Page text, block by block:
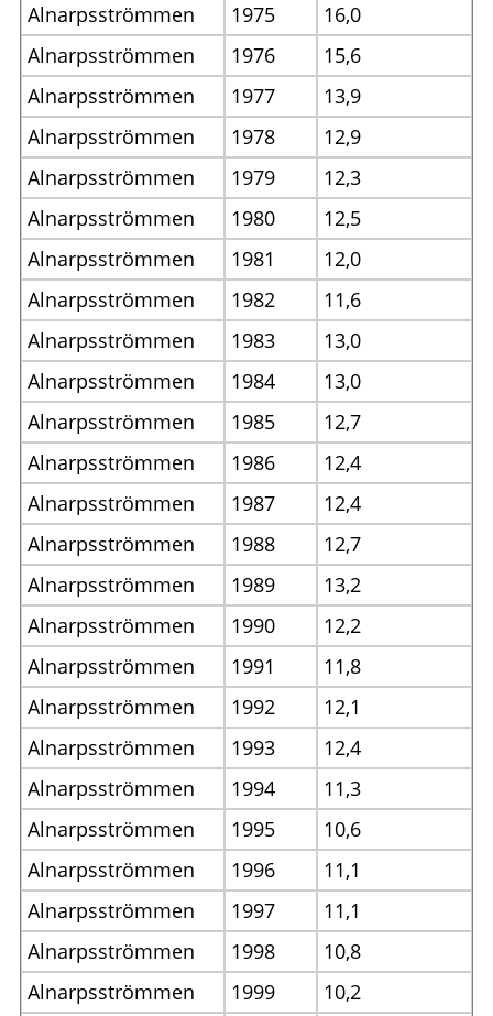
Alnarpsströmmen 1975
16,0
Alnarpsströmmen
1976
15,6
Alnarpsströmmen
1977
13,9
Alnarpsströmmen
1978
12,9
Alnarpsströmmen
1979
12,3
Alnarpsströmmen
1980
12,5
Alnarpsströmmen
1981
12,0
Alnarpsströmmen
1982
11,6
Alnarpsströmmen
1983
13,0
Alnarpsströmmen
1984
13,0
Alnarpsströmmen
1985
12,7
Alnarpsströmmen
1986
12,4
Alnarpsströmmen
1987
12,4
Alnarpsströmmen
1988
12,7
Alnarpsströmmen
1989
13,2
Alnarpsströmmen
1990
12,2
Alnarpsströmmen
1991
11,8
Alnarpsströmmen
1992
12,1
Alnarpsströmmen
1993
12,4
Alnarpsströmmen
1994
11,3
Alnarpsströmmen
1995
10,6
Alnarpsströmmen
1996
11,1
Alnarpsströmmen
1997
11,1
Alnarpsströmmen
1998
10,8
Alnarpsströmmen
1999
10,2